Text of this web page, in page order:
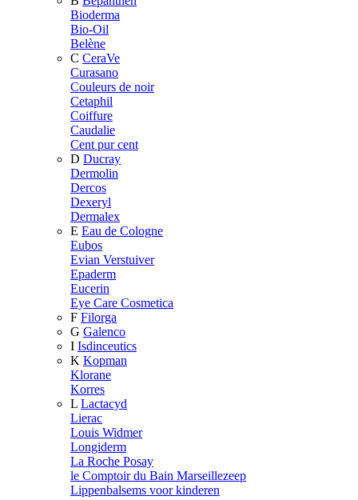
Bioderma
Bio-Oil
Belène
C CeraVe
Curasano
Couleurs de noir
Cetaphil
Coiffure
Caudalie
Cent pur cent
D Ducray
Dermolin
Dercos
Dexeryl
Dermalex
E Eau de Cologne
Eubos
Evian Verstuiver
Epaderm
Eucerin
Eye Care Cosmetica
F Filorga
G Galenco
I Isdinceutics
K Kopman
Klorane
Korres
L Lactacyd
Lierac
Louis Widmer
Longiderm
La Roche Posay
le Comptoir du Bain Marseillezeep
Lippenbalsems voor kinderen